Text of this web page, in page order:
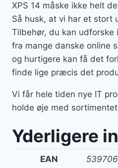
XPS 14 måske ikke helt
Så husk, at vi har et stort
Tilbehør, du kan
fra mange danske online
og hurtigere kan få det
finde lige præcis det
Vi får hele tiden nye IT
holde øje med
Yderligere
EAN